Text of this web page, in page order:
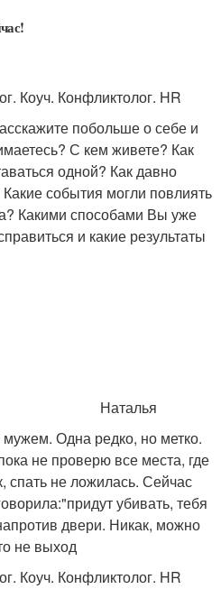
Коуч. Конфликтолог. HR
побольше о себе и
С кем живете? Как
одной? Как давно
события могли повлиять
Какими способами Вы уже
и какие результаты
Наталья
Одна редко, но метко.
не проверю все места, где
спать не ложилась. Сейчас
убивать, тебя
двери. Никак, можно
не выход
Коуч. Конфликтолог. HR